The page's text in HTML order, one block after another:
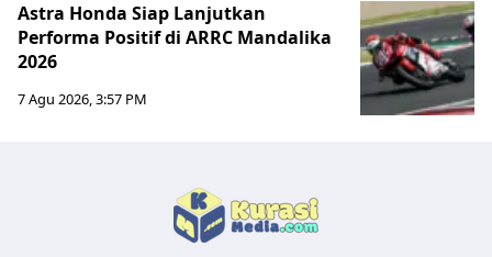
Astra Honda Siap Lanjutkan
Performa Positif di ARRC Mandalika
2026
7 Agu 2026, 3:57 PM